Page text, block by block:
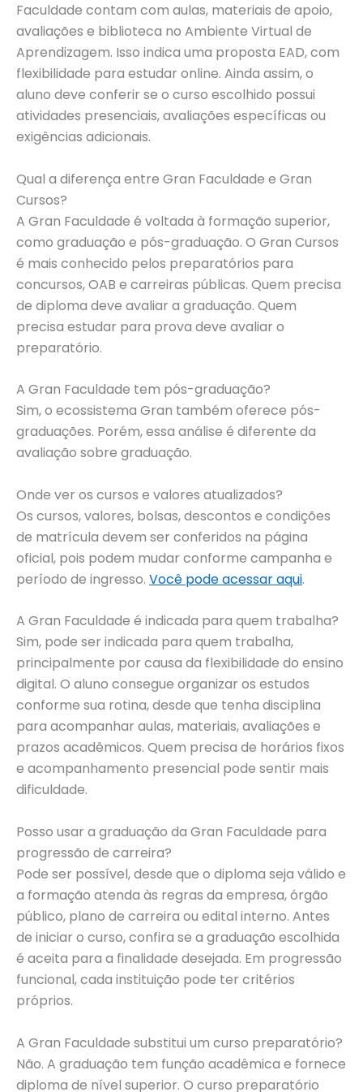
Faculdade contam com aulas, materiais de apoio,
avaliações e biblioteca no Ambiente Virtual de
Aprendizagem. Isso indica uma proposta EAD, com
flexibilidade para estudar online. Ainda assim, o
aluno deve conferir se o curso escolhido possui
atividades presenciais, avaliações específicas ou
exigências adicionais.
Qual a diferença entre Gran Faculdade e Gran
Cursos?
A Gran Faculdade é voltada à formação superior,
como graduação e pós-graduação. O Gran Cursos
é mais conhecido pelos preparatórios para
concursos, OAB e carreiras públicas. Quem precisa
de diploma deve avaliar a graduação. Quem
precisa estudar para prova deve avaliar o
preparatório.
A Gran Faculdade tem pós-graduação?
Sim, o ecossistema Gran também oferece pós-
graduações. Porém, essa análise é diferente da
avaliação sobre graduação.
Onde ver os cursos e valores atualizados?
Os cursos, valores, bolsas, descontos e condições
de matrícula devem ser conferidos na página
oficial, pois podem mudar conforme campanha e
período de ingresso. Você pode acessar aqui.
A Gran Faculdade é indicada para quem trabalha?
Sim, pode ser indicada para quem trabalha,
principalmente por causa da flexibilidade do ensino
digital. O aluno consegue organizar os estudos
conforme sua rotina, desde que tenha disciplina
para acompanhar aulas, materiais, avaliações e
prazos acadêmicos. Quem precisa de horários fixos
e acompanhamento presencial pode sentir mais
dificuldade.
Posso usar a graduação da Gran Faculdade para
progressão de carreira?
Pode ser possível, desde que o diploma seja válido e
a formação atenda às regras da empresa, órgão
público, plano de carreira ou edital interno. Antes
de iniciar o curso, confira se a graduação escolhida
é aceita para a finalidade desejada. Em progressão
funcional, cada instituição pode ter critérios
próprios.
A Gran Faculdade substitui um curso preparatório?
Não. A graduação tem função acadêmica e fornece
diploma de nível superior. O curso preparatório